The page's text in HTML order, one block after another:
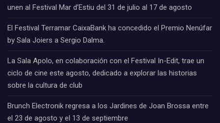
unen al Festival Mar d’Estiu del 31 de julio al 17 de agosto
El Festival Terramar CaixaBank ha concedido el Premio Nenúfar
by Sala Joiers a Sergio Dalma.
La Sala Apolo, en colaboración con el Festival In-Edit, trae un
ciclo de cine este agosto, dedicado a explorar las historias
sobre la cultura de club
Brunch Electronik regresa a los Jardines de Joan Brossa entre
el 23 de agosto y el 13 de septiembre